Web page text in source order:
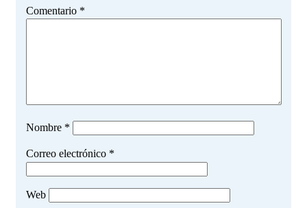
Comentario *
Nombre *
Correo electrónico *
Web